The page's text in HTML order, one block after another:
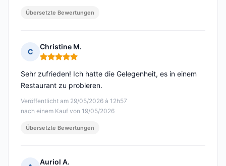
Übersetzte Bewertungen
C
Christine M.
Hinweis: 5 von 5
Veröffentlicht am 29/05/2026 à 12h57
nach einem Kauf von 19/05/2026
Sehr zufrieden! Ich hatte die Gelegenheit, es in einem
Restaurant zu probieren.
Übersetzte Bewertungen
Auriol A.